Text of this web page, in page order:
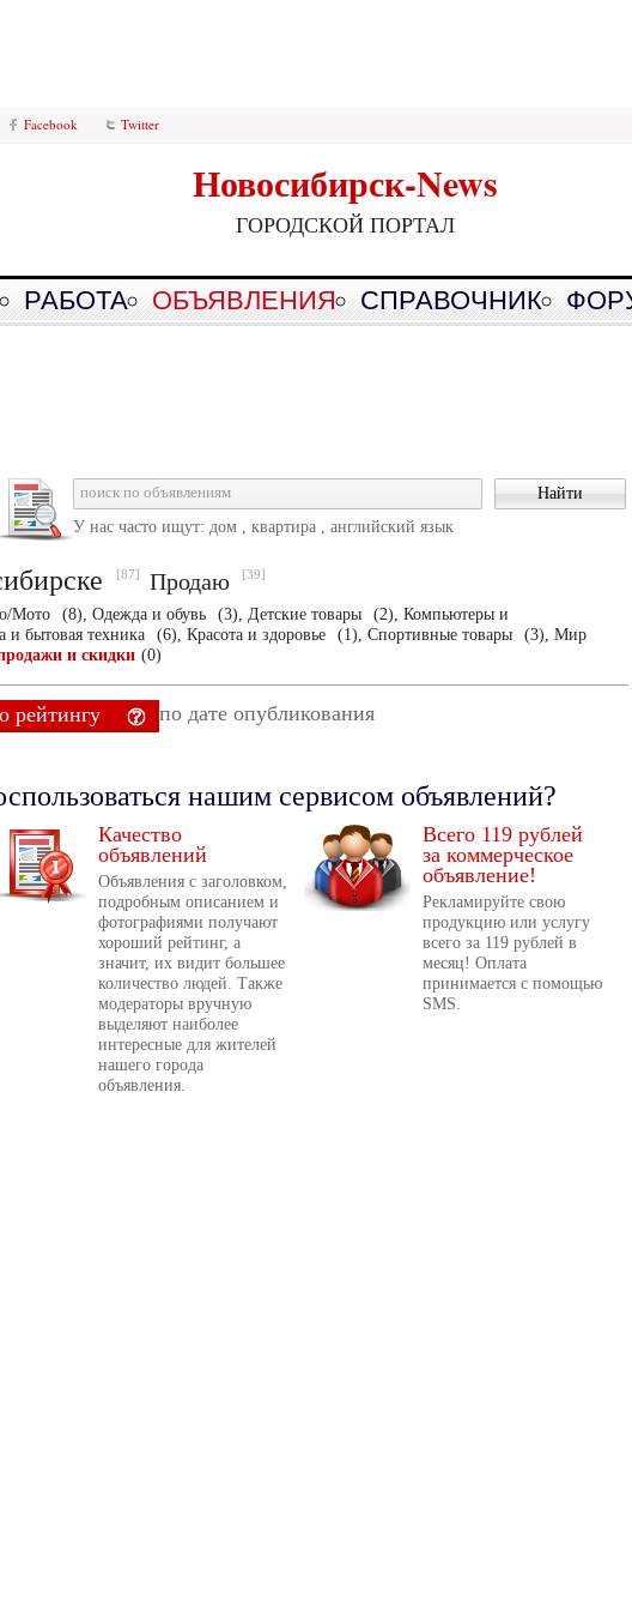
Facebook Twitter
Новосибирск-News
ГОРОДСКОЙ ПОРТАЛ
РАБОТА ОБЪЯВЛЕНИЯ СПРАВОЧНИК
У нас часто ищут: дом , квартира , английский язык
[87] Продаю [39]
Мото (8), Одежда и обувь (3), Детские товары (2), Компьютеры и
и бытовая техника (6), Красота и здоровье (1), Спортивные товары (3), Мир
и скидки (0)
рейтингу по дате опубликования
нашим сервисом объявлений?
Качество
объявлений
Объявления с заголовком,
подробным описанием и
фотографиями получают
хороший рейтинг, а
значит, их видит большее
количество людей. Также
модераторы вручную
выделяют наиболее
интересные для жителей
нашего города
объявления.
Всего 119 рублей
за коммерческое
объявление!
Рекламируйте свою
продукцию или услугу
всего за 119 рублей в
месяц! Оплата
принимается с помощью
SMS.